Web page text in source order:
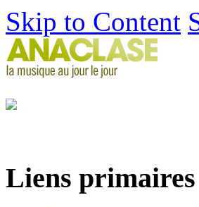
Skip to Content
Liens primaires